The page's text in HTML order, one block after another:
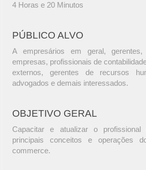
4 Horas e 20 Minutos
PÚBLICO ALVO
A empresários em geral, gerentes,
empresas, profissionais de
externos, gerentes de recursos
advogados e demais interessados.
OBJETIVO GERAL
Capacitar e atualizar o
principais conceitos e operações
commerce.